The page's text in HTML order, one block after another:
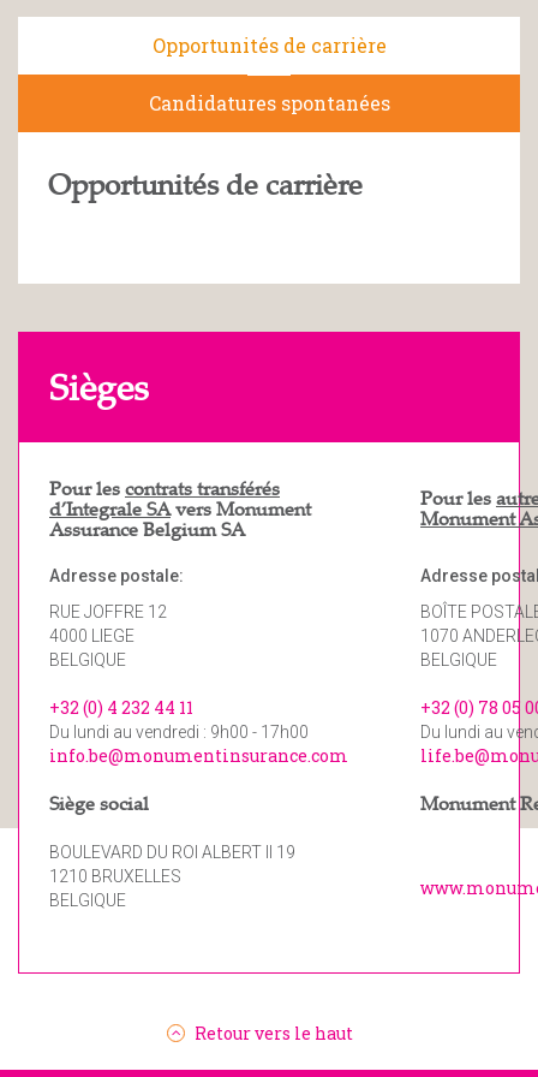
Opportunités de carrière
Candidatures spontanées
Opportunités de carrière
Sièges
Pour lescontrats transférés
d’Integrale SAvers Monument
Assurance Belgium SA
Pour les
Monument
Adresse postale:
RUE JOFFRE 12
4000 LIEGE
BELGIQUE
Adresse
BOÎTE
1070
BELGIQUE
+32 (0) 4 232 44 11
Du lundi au vendredi : 9h00 - 17h00
+32 (0) 78 05
Du lundi au
info.be@monumentinsurance.com
Siège social Monument
BOULEVARD DU ROI ALBERT II 19
1210 BRUXELLES
BELGIQUE
Retour vers le haut